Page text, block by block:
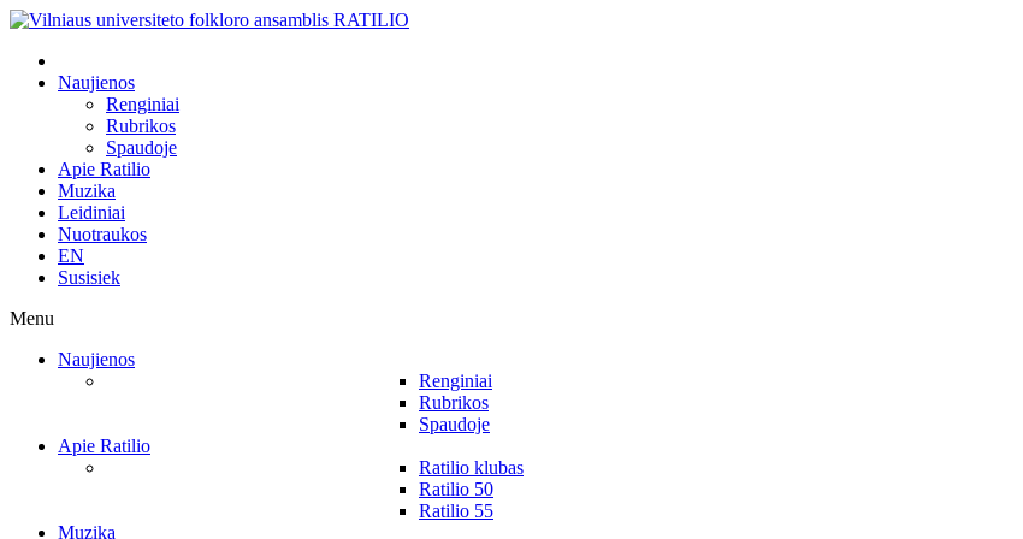
Naujienos
Renginiai
Rubrikos
Spaudoje
Apie Ratilio
Muzika
Leidiniai
Nuotraukos
EN
Susisiek
Menu
Naujienos
Renginiai
Rubrikos
Spaudoje
Apie Ratilio
Ratilio klubas
Ratilio 50
Ratilio 55
Muzika